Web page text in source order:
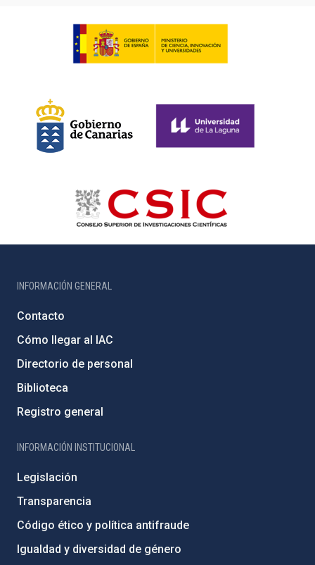
INFORMACIÓN GENERAL
Contacto
Cómo llegar al IAC
Directorio de personal
Biblioteca
Registro general
INFORMACIÓN INSTITUCIONAL
Legislación
Transparencia
Código ético y política antifraude
Igualdad y diversidad de género